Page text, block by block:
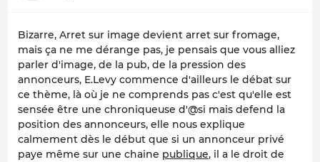
Bizarre, Arret sur image devient arret sur fromage,
mais ça ne me dérange pas, je pensais que vous alliez
parler d'image, de la pub, de la pression des
annonceurs, E.Levy commence d'ailleurs le débat sur
ce thème, là où je ne comprends pas c'est qu'elle est
sensée être une chroniqueuse d'@si mais defend la
position des annonceurs, elle nous explique
calmement dès le début que si un annonceur privé
paye même sur une chaine publique, il a le droit de